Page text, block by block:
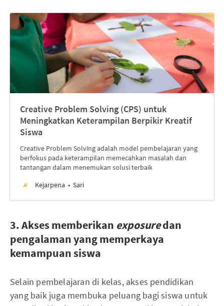
Creative Problem Solving (CPS) untuk
Meningkatkan Keterampilan Berpikir Kreatif
Siswa
Creative Problem Solving adalah model pembelajaran yang
berfokus pada keterampilan memecahkan masalah dan
tantangan dalam menemukan solusi terbaik
Kejarpena
Sari
3. Akses memberikan exposuredan
pengalaman yang memperkaya
kemampuan siswa
Selain pembelajaran di kelas, akses pendidikan
yang baik juga membuka peluang bagi siswa untuk